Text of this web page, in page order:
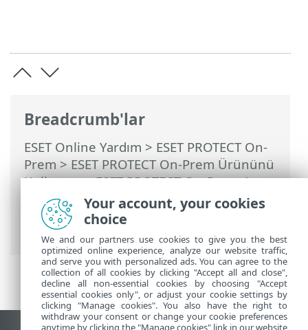
Breadcrumb'lar
ESET Online Yardım > ESET PROTECT On-
Prem>ESET PROTECT On-Prem Ürününü
Kullanma>ESET PROTECT On-Prem Ana
Menü> Görevler>Sunucu Görevleri>
Statik Grup Senkronizasyonu
Senkronizasyon Modu – VMware
Your account, your cookies
choice
We and our partners use cookies to give you the best
optimized online experience, analyze our website traffic,
and serve you with personalized ads. You can agree to the
collection of all cookies by clicking "Accept all and close",
decline all non-essential cookies by choosing "Accept
essential cookies only", or adjust your cookie settings by
clicking "Manage cookies". You also have the right to
withdraw your consent or change your cookie preferences
anytime by clicking the "Manage cookies" link in our website